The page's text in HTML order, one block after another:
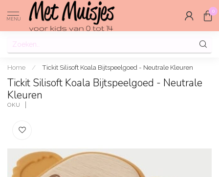
MENU
0
Home / Tickit Silisoft Koala Bijtspeelgoed - Neutrale Kleuren
Tickit Silisoft Koala Bijtspeelgoed - Neutrale
Kleuren
OKU